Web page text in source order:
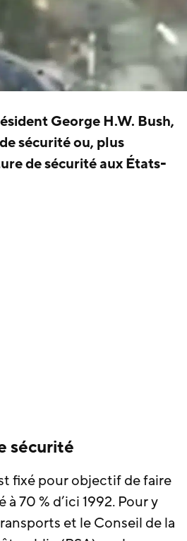
George H.W. Bush,
sécurité ou, plus
de sécurité aux États-
sécurité
fixé pour objectif de faire
70 % d’ici 1992. Pour y
et le Conseil de la